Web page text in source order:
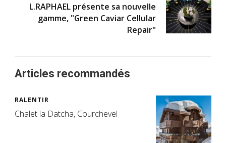
L.RAPHAEL présente sa nouvelle
gamme, "Green Caviar Cellular
Repair"
Articles recommandés
RALENTIR
Chalet la Datcha, Courchevel